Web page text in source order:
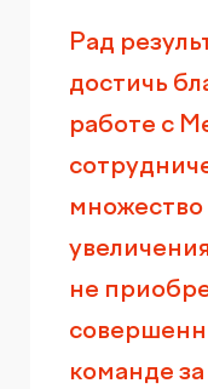
Рад
достичь
работе с
множество
не
команде